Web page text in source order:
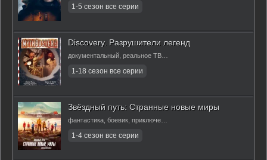
Discovery. Разрушители легенд
Звёздный путь: Странные новые миры